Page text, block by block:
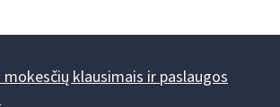
klausimais ir paslaugos